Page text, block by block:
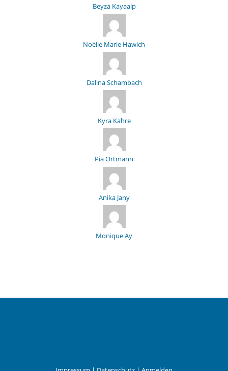
Beyza Kayaalp
Noélle Marie Hawich
Dalina Schambach
Kyra Kahre
Pia Ortmann
Anika Jany
Monique Ay